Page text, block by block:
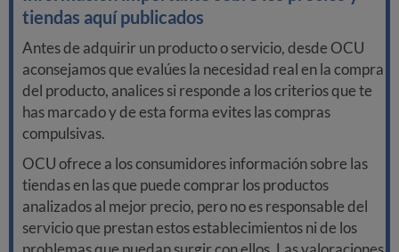
tiendas aquí publicados
Antes de adquirir un producto o servicio, desde OCU
aconsejamos que evalúes la necesidad real en la compra
del producto, analices si responde a los criterios que te
has marcado y de esta forma evites las compras
compulsivas.
OCU ofrece a los consumidores información sobre las
tiendas en las que puede comprar los productos
analizados al mejor precio, pero no es responsable del
servicio que prestan estos establecimientos ni de los